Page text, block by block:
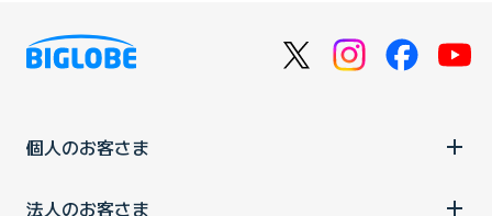
個人のお客さま
法人のお客さま